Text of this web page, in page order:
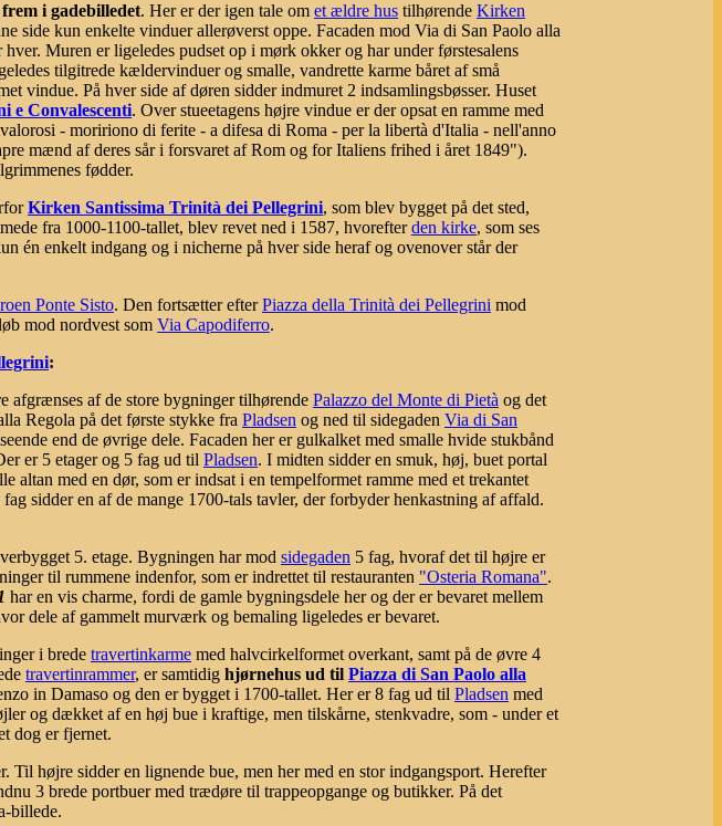
i gadebilledet. Her er der igen tale om et ældre hus tilhørende Kirken
side kun enkelte vinduer allerøverst oppe. Facaden mod Via di San Paolo alla
Muren er ligeledes pudset op i mørk okker og har under førstesalens
tilgitrede kældervinduer og smalle, vandrette karme båret af små
vindue. På hver side af døren sidder indmuret 2 indsamlingsbøsser. Huset
e Convalescenti. Over stueetagens højre vindue er der opsat en ramme med
- moririono di ferite - a difesa di Roma - per la libertà d'Italia - nell'anno
mænd af deres sår i forsvaret af Rom og for Italiens frihed i året 1849").
fødder.
Kirken Santissima Trinità dei Pellegrini, som blev bygget på det sted,
fra 1000-1100-tallet, blev revet ned i 1587, hvorefterden kirke, som ses
én enkelt indgang og i nicherne på hver side heraf og ovenover står der
Ponte Sisto. Den fortsætter efterPiazza della Trinità dei Pellegrini mod
mod nordvest som Via Capodiferro.
:
afgrænses af de store bygninger tilhørende Palazzo del Monte di Pietà og det
Regola på det første stykke fra Pladsen og ned til sidegaden Via di San
end de øvrige dele. Facaden her er gulkalket med smalle hvide stukbånd
er 5 etager og 5 fag ud til Pladsen. I midten sidder en smuk, høj, buet portal
med en dør, som er indsat i en tempelformet ramme med et trekantet
sidder en af de mange 1700-tals tavler, der forbyder henkastning af affald.
5. etage. Bygningen har mod sidegaden 5 fag, hvoraf det til højre er
til rummene indenfor, som er indrettet til restauranten "Osteria Romana".
har en vis charme, fordi de gamle bygningsdele her og der er bevaret mellem
dele af gammelt murværk og bemaling ligeledes er bevaret.
i brede travertinkarme med halvcirkelformet overkant, samt på de øvre 4
travertinrammer, er samtidig hjørnehus ud til Piazza di San Paolo alla
in Damaso og den er bygget i 1700-tallet. Her er 8 fag ud til Pladsen med
og dækket af en høj bue i kraftige, men tilskårne, stenkvadre, som - under et
dog er fjernet.
Til højre sidder en lignende bue, men her med en stor indgangsport. Herefter
3 brede portbuer med trædøre til trappeopgange og butikker. På det
billede.